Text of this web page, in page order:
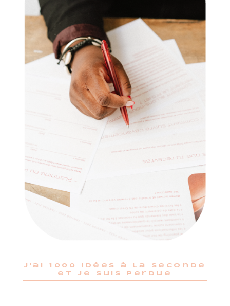
j'ai 1000 idées à la seconde
et je suis perdue